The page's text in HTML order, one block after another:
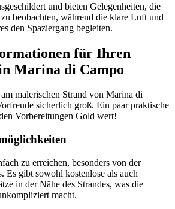
und bieten Gelegenheiten, die
beobachten, während die klare Luft und
den Spaziergang begleiten​​.
für Ihren
Marina di Campo
malerischen Strand von Marina di
sicherlich groß. Ein paar praktische
Vorbereitungen Gold wert!
zu erreichen, besonders von der
Es gibt sowohl kostenlose als auch
in der Nähe des Strandes, was die
macht.